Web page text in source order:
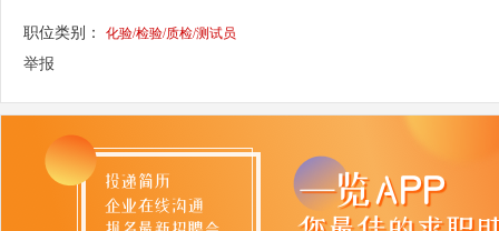
职位类别： 化验/检验/质检/测试员
举报